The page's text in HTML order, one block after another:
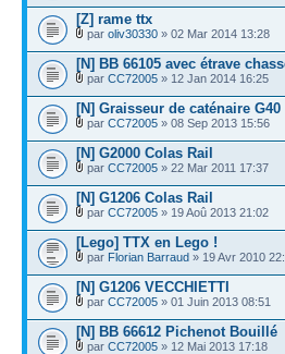
[Z] rame ttx
par oliv30330 » 02 Mar 2014 13:28
[N] BB 66105 avec étrave
par CC72005 » 12 Jan 2014 16:25
[N] Graisseur de caténaire G40
par CC72005 » 08 Sep 2013 15:56
[N] G2000 Colas Rail
par CC72005 » 22 Mar 2011 17:37
[N] G1206 Colas Rail
par CC72005 » 19 Aoû 2013 21:02
[Lego] TTX en Lego !
par Florian Barraud » 19 Avr 2010
[N] G1206 VECCHIETTI
par CC72005 » 01 Juin 2013 08:51
[N] BB 66612 Pichenot Bouillé
par CC72005 » 12 Mai 2013 17:18